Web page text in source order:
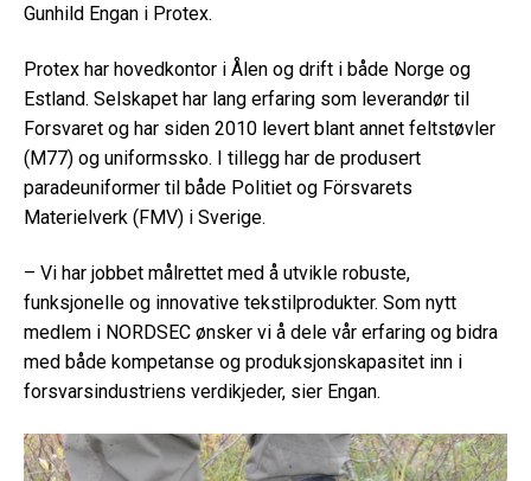
Gunhild Engan i Protex.
Protex har hovedkontor i Ålen og drift i både Norge og
Estland. Selskapet har lang erfaring som leverandør til
Forsvaret og har siden 2010 levert blant annet feltstøvler
(M77) og uniformssko. I tillegg har de produsert
paradeuniformer til både Politiet og Försvarets
Materielverk (FMV) i Sverige.
– Vi har jobbet målrettet med å utvikle robuste,
funksjonelle og innovative tekstilprodukter. Som nytt
medlem i NORDSEC ønsker vi å dele vår erfaring og bidra
med både kompetanse og produksjonskapasitet inn i
forsvarsindustriens verdikjeder, sier Engan.